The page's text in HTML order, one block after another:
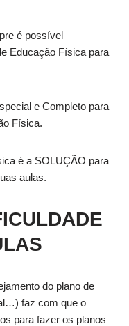
é possível
Educação Física para
e Completo para
Física.
é a SOLUÇÃO para
aulas.
do plano de
faz com que o
para fazer os planos